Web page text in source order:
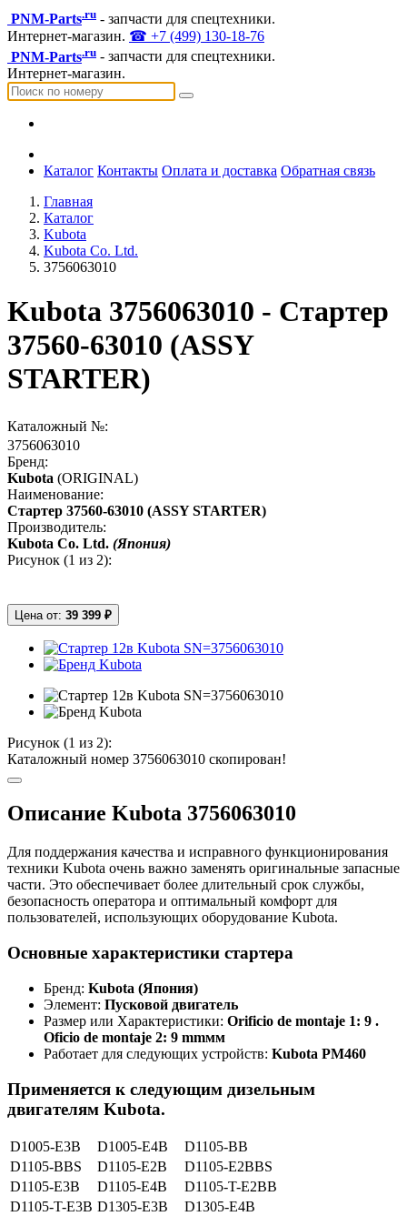
PNM-Parts.ru - запчасти для спецтехники.
Интернет-магазин. ☎ +7 (499) 130-18-76
PNM-Parts.ru - запчасти для спецтехники.
Интернет-магазин.
Каталог Контакты Оплата и доставка Обратная связь
Главная
Каталог
Kubota
Kubota Co. Ltd.
3756063010
Kubota 3756063010 - Стартер
37560-63010 (ASSY
STARTER)
Каталожный №:
3756063010
Бренд:
Kubota (ORIGINAL)
Наименование:
Стартер 37560-63010 (ASSY STARTER)
Производитель:
Kubota Co. Ltd. (Япония)
Рисунок (1 из 2):
Цена от: 39 399 ₽
Рисунок (1 из 2):
Каталожный номер 3756063010 скопирован!
Описание Kubota 3756063010
Для поддержания качества и исправного функционирования
техники Kubota очень важно заменять оригинальные запасные
части. Это обеспечивает более длительный срок службы,
безопасность оператора и оптимальный комфорт для
пользователей, использующих оборудование Kubota.
Основные характеристики стартера
Бренд: Kubota (Япония)
Элемент: Пусковой двигатель
Размер или Характеристики: Orificio de montaje 1: 9 .
Oficio de montaje 2: 9 mmмм
Работает для следующих устройств: Kubota PM460
Применяется к следующим дизельным
двигателям Kubota.
D1005-E3B D1005-E4B
D1105-BB
D1105-BBS
D1105-E2B
D1105-E2BBS
D1105-E3B
D1105-E4B
D1105-T-E2BB
D1105-T-E3B D1305-E3B
D1305-E4B